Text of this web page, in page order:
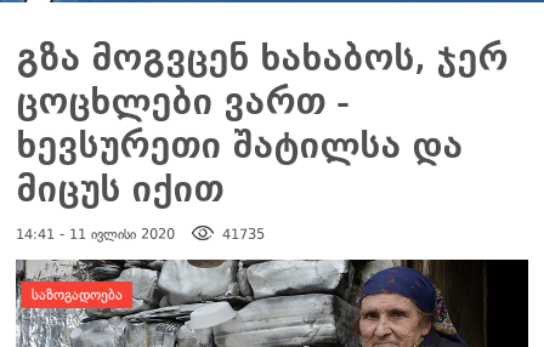
კონტაქტი
სოციალური ქსელები
გზა მოგვცენ ხახაბოს, ჯერ
ცოცხლები ვართ -
ხევსურეთი შატილსა და
მიცუს იქით
14:41 - 11 ივლისი 2020 41735
დატოვე კომენტარი
ᲡᲐᲖᲝᲒᲐᲓᲝᲔᲑᲐ